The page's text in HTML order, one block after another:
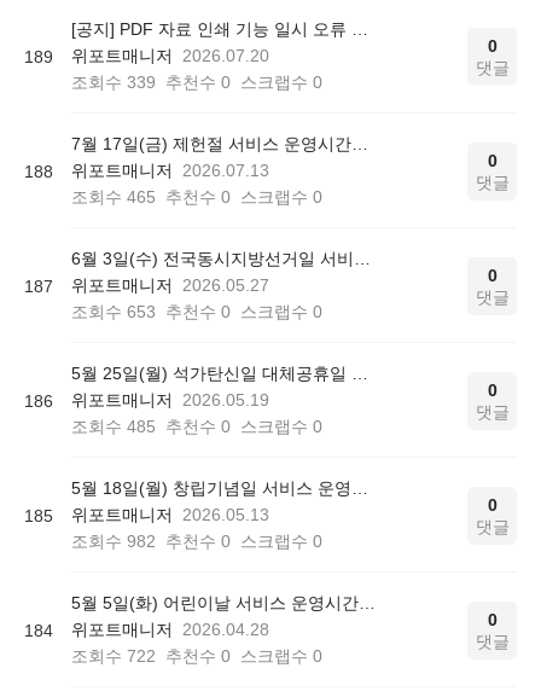
189
[공지] PDF 자료 인쇄 기능 일시 오류 안내
위포트매니저
2026.07.20
조회수 339 추천수 0 스크랩수 0
0
댓글
188
7월 17일(금) 제헌절 서비스 운영시간에 대해 안내드립니다.
위포트매니저
2026.07.13
조회수 465 추천수 0 스크랩수 0
0
댓글
187
6월 3일(수) 전국동시지방선거일 서비스 운영시간에 대해 안내드립니다.
위포트매니저
2026.05.27
조회수 653 추천수 0 스크랩수 0
0
댓글
186
5월 25일(월) 석가탄신일 대체공휴일 서비스 운영시간에 대해 안내드립니다.
위포트매니저
2026.05.19
조회수 485 추천수 0 스크랩수 0
0
댓글
185
5월 18일(월) 창립기념일 서비스 운영시간에 대해 안내드립니다.
위포트매니저
2026.05.13
조회수 982 추천수 0 스크랩수 0
0
댓글
184
5월 5일(화) 어린이날 서비스 운영시간에 대해 안내드립니다.
위포트매니저
2026.04.28
조회수 722 추천수 0 스크랩수 0
0
댓글